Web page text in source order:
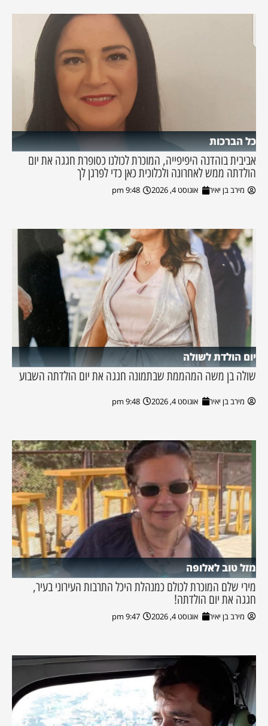
כל הברכות
אביבית בוהדנה היפיפייה, המוכרת לכולנו כסופרת חגגה את יום
הולדתה ממש לאחרונה ולכלוכית כאן כדי לפרגן לך
מירב בן יאיר אוגוסט 4, 2026 9:48 pm
יום הולדת לשולה
שולה בן משה המהממת שבתמונה חגגה את יום הולדתה השבוע
מירב בן יאיר אוגוסט 4, 2026 9:48 pm
מזל טוב לאלופה
מירי שלם המוכרת לכולם כמנהלת היכל התרבות העירוני בעיר,
חגגה את יום הולדתה!
מירב בן יאיר אוגוסט 4, 2026 9:47 pm